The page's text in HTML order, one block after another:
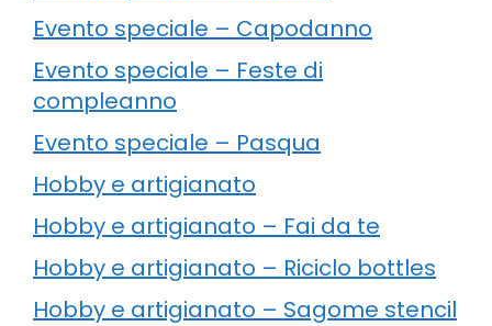
Evento speciale – Capodanno
Evento speciale – Feste di
compleanno
Evento speciale – Pasqua
Hobby e artigianato
Hobby e artigianato – Fai da te
Hobby e artigianato – Riciclo bottles
Hobby e artigianato – Sagome stencil